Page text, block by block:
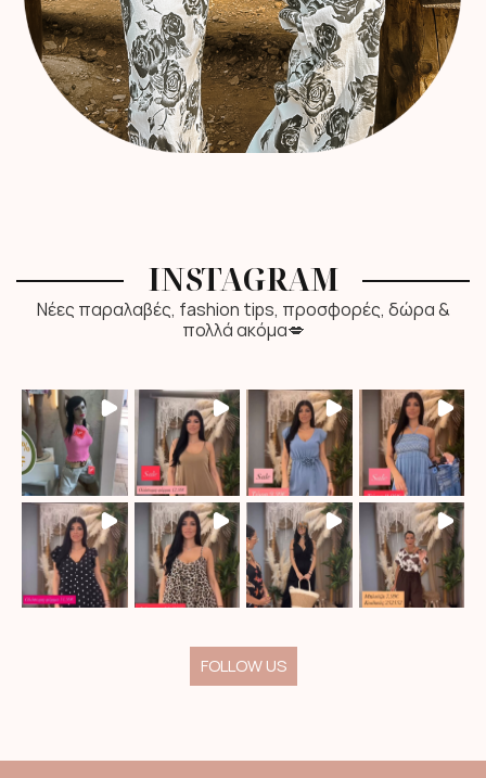
INSTAGRAM
Νέες παραλαβές, fashion tips, προσφορές, δώρα &
πολλά ακόμα💋
FOLLOW US